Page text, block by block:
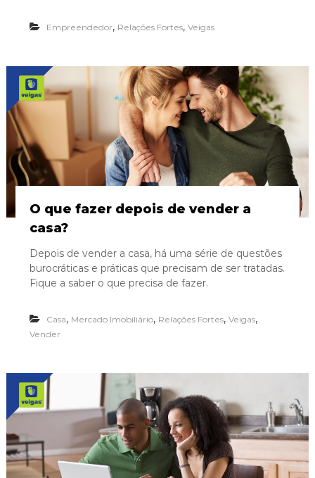
Empreendedor, Relações Fortes, Veigas
O que fazer depois de vender a
casa?
Depois de vender a casa, há uma série de questões
burocráticas e práticas que precisam de ser tratadas.
Fique a saber o que precisa de fazer.
Casa, Mercado Imobiliário, Relações Fortes, Veigas,
Vender